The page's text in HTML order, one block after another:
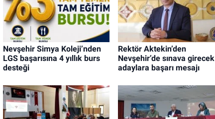
Nevşehir Simya Koleji’nden
LGS başarısına 4 yıllık burs
desteği
Rektör Aktekin’den
Nevşehir’de sınava girecek
adaylara başarı mesajı